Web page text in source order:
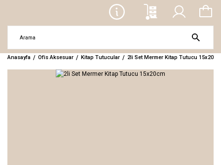
Anasayfa Ofis Aksesuar Kitap Tutucular 2li Set Mermer Kitap Tutucu 15x20cm